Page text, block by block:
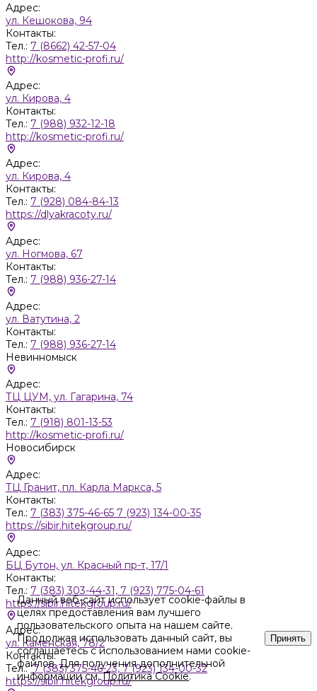
Адрес:
ул. Кешокова, 94
Контакты:
Тел.: 7 (8662) 42-57-04
http://kosmetic-profi.ru/
Адрес:
ул. Кирова, 4
Контакты:
Тел.: 7 (988) 932-12-18
http://kosmetic-profi.ru/
Адрес:
ул. Кирова, 4
Контакты:
Тел.: 7 (928) 084-84-13
https://dlyakracoty.ru/
Адрес:
ул. Ногмова, 67
Контакты:
Тел.: 7 (988) 936-27-14
Адрес:
ул. Ватутина, 2
Контакты:
Тел.: 7 (988) 936-27-14
Невинномыск
Адрес:
ТЦ ЦУМ, ул. Гагарина, 74
Контакты:
Тел.: 7 (918) 801-13-53
http://kosmetic-profi.ru/
Новосибирск
Адрес:
ТЦ Гранит, пл. Карла Маркса, 5
Контакты:
Тел.: 7 (383) 375-46-65 7 (923) 134-00-35
https://sibir.hitekgroup.ru/
Адрес:
БЦ Бутон, ул. Красный пр-т, 17/1
Контакты:
Тел.: 7 (383) 303-44-31, 7 (923) 775-04-61
https://sibir.hitekgroup.ru/
Адрес:
ул. Каменская, 78/2
Контакты:
Тел.:7 (383) 375-46-23, 7 (923) 134-00-32
https://sibir.hitekgroup.ru/
Данный веб-сайт использует cookie-файлы в
целях предоставления вам лучшего
пользовательского опыта на нашем сайте.
Продолжая использовать данный сайт, вы
соглашаетесь с использованием нами cookie-
файлов. Для получения дополнительной
информации см.Политика Cookie.
Принять